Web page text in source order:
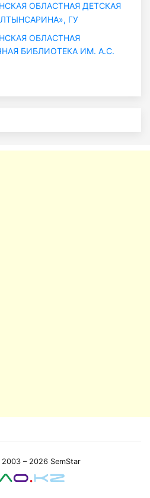
ОБЛАСТНАЯ ДЕТСКАЯ
ГУ
ОБЛАСТНАЯ
БИБЛИОТЕКА ИМ. А.С.
– 2026 SemStar